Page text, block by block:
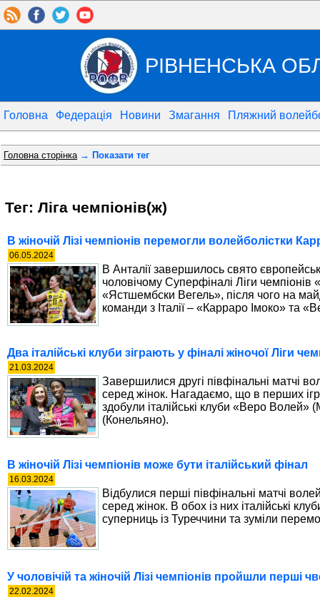
РІВНЕНСЬКА
Головна Федерація Новини Змагання Пляжний
Головна сторінка→ Показати тег
Тег: Ліга чемпіонів(ж)
В жіночій Лізі чемпіонів перемогли волейболістки
06.05.2024
В Анталії завершилось свято
чоловічому Суперфіналі Ліги чемпіонів
«Ястшембски Вегель», після чого на
команди з Італії – «Карраро Імоко» та
Два італійські клуби зіграють у фіналі жіночої Ліги
21.03.2024
Завершилися другі півфінальні матчі
серед жінок. Нагадаємо, що в перших
здобули італійські клуби «Веро Волей»
(Конельяно).
В жіночій Лізі чемпіонів може бути італійський фінал
16.03.2024
Відбулися перші півфінальні матчі
серед жінок. В обох із них італійські
суперниць із Туреччини та зуміли
У чоловічій та жіночій Лізі чемпіонів пройшли перші
22.02.2024